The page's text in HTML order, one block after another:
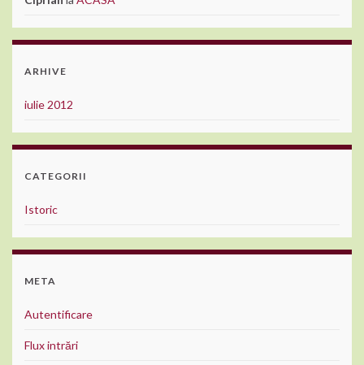
ARHIVE
iulie 2012
CATEGORII
Istoric
META
Autentificare
Flux intrări